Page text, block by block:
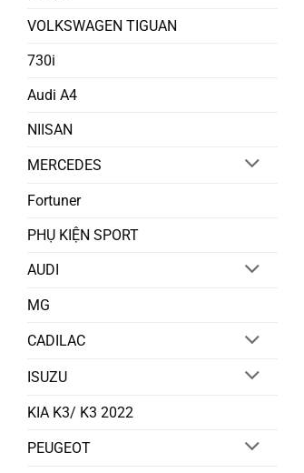
VOLKSWAGEN TIGUAN
730i
Audi A4
NIISAN
MERCEDES
Fortuner
PHỤ KIỆN SPORT
AUDI
MG
CADILAC
ISUZU
KIA K3/ K3 2022
PEUGEOT